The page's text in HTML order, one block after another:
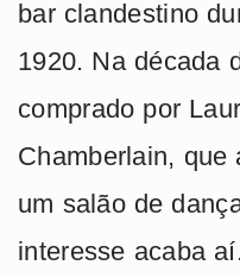
bar clandestino
1920. Na década
comprado por
Chamberlain, que
um salão de
interesse acaba